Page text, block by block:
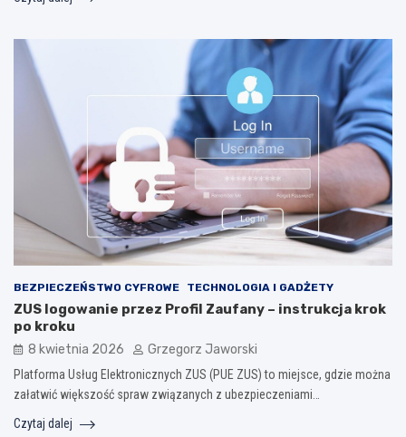
BEZPIECZEŃSTWO CYFROWE TECHNOLOGIA I GADŻETY
ZUS logowanie przez Profil Zaufany – instrukcja krok
po kroku
8 kwietnia 2026 Grzegorz Jaworski
Platforma Usług Elektronicznych ZUS (PUE ZUS) to miejsce, gdzie można
załatwić większość spraw związanych z ubezpieczeniami…
Czytaj dalej